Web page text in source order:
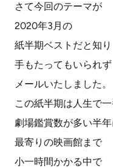
さて今回のテーマが
2020年3月の
紙半期ベストだと知り
手もたってもいられず
メールいたしました。
この紙半期は人生で
劇場鑑賞数が多い半年
最寄りの映画館まで
小一時間かかる中で